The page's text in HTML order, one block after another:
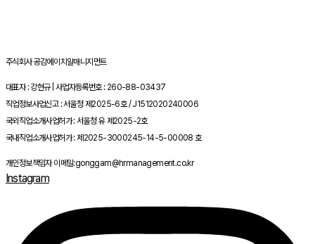
주식회사 공감에이치알매니지먼트
대표자 : 강현규 | 사업자등록번호 : 260-88-03437
직업정보사업신고 : 서울청 제2025-6호 / J1512020240006
국외직업소개사업허가 : 서울청 유 제2025-2호
국내직업소개사업허가 : 제2025-3000245-14-5-00008 호
개인정보책임자 이메일:gonggam@hrmanagement.co.kr
Instagram